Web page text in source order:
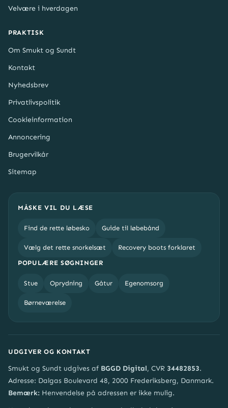
Velvære i hverdagen
PRAKTISK
Om Smukt og Sundt
Kontakt
Nyhedsbrev
Privatlivspolitik
Cookieinformation
Annoncering
Brugervilkår
Sitemap
MÅSKE VIL DU LÆSE
Find de rette løbesko Guide til løbebånd
Vælg det rette snorkelsæt
Recovery boots forklaret
POPULÆRE SØGNINGER
Stue Oprydning Gåtur Egenomsorg
Børneværelse
UDGIVER OG KONTAKT
Smukt og Sundt udgives af BGGD Digital, CVR 34482853.
Adresse: Dalgas Boulevard 48, 2000 Frederiksberg, Danmark.
Bemærk: Henvendelse på adressen er ikke mulig.